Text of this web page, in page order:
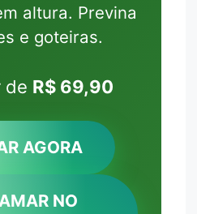
altura. Previna
e goteiras.
de R$ 69,90
AGORA
NO